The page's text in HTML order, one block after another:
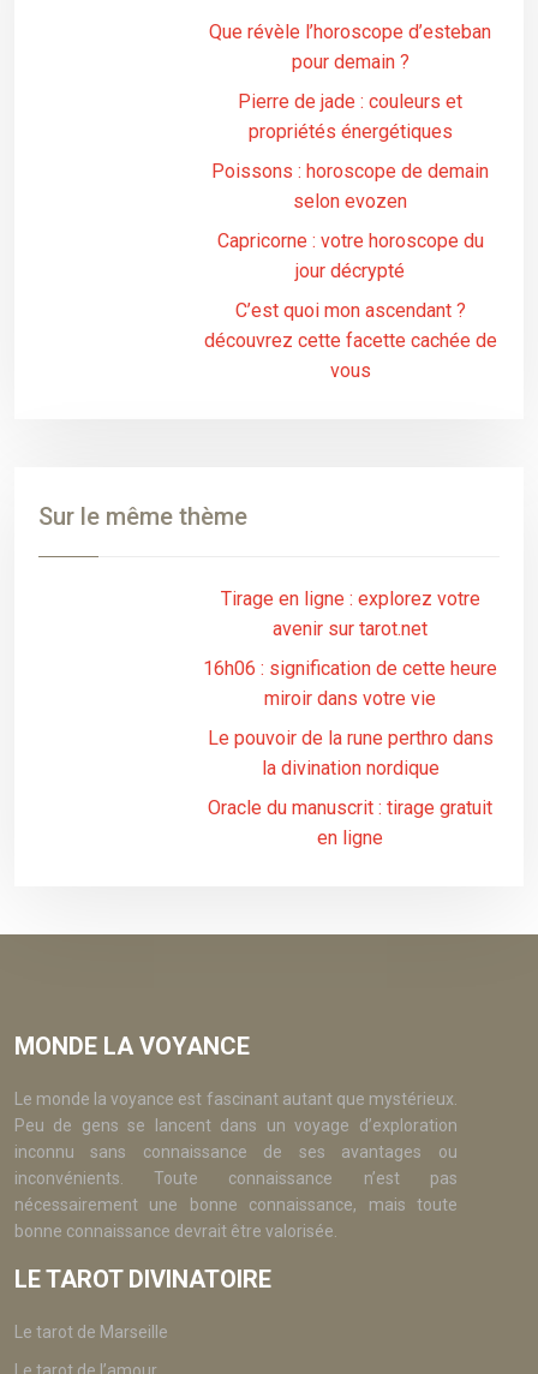
Que révèle l’horoscope d’esteban
pour demain ?
Pierre de jade : couleurs et
propriétés énergétiques
Poissons : horoscope de demain
selon evozen
Capricorne : votre horoscope du
jour décrypté
C’est quoi mon ascendant ?
découvrez cette facette cachée de
vous
Sur le même thème
Tirage en ligne : explorez votre
avenir sur tarot.net
16h06 : signification de cette heure
miroir dans votre vie
Le pouvoir de la rune perthro dans
la divination nordique
Oracle du manuscrit : tirage gratuit
en ligne
MONDE LA VOYANCE
Le monde la voyance est fascinant autant que mystérieux.
Peu de gens se lancent dans un voyage d’exploration
inconnu sans connaissance de ses avantages ou
inconvénients. Toute connaissance n’est pas
nécessairement une bonne connaissance, mais toute
bonne connaissance devrait être valorisée.
LE TAROT DIVINATOIRE
Le tarot de Marseille